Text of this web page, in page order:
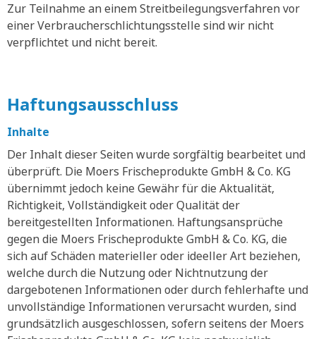
Zur Teilnahme an einem Streitbeilegungsverfahren vor
einer Verbraucherschlichtungsstelle sind wir nicht
verpflichtet und nicht bereit.
Haftungsausschluss
Inhalte
Der Inhalt dieser Seiten wurde sorgfältig bearbeitet und
überprüft. Die Moers Frischeprodukte GmbH & Co. KG
übernimmt jedoch keine Gewähr für die Aktualität,
Richtigkeit, Vollständigkeit oder Qualität der
bereitgestellten Informationen. Haftungsansprüche
gegen die Moers Frischeprodukte GmbH & Co. KG, die
sich auf Schäden materieller oder ideeller Art beziehen,
welche durch die Nutzung oder Nichtnutzung der
dargebotenen Informationen oder durch fehlerhafte und
unvollständige Informationen verursacht wurden, sind
grundsätzlich ausgeschlossen, sofern seitens der Moers